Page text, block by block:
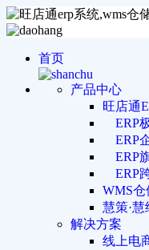
首页
产品中心
旺店通
ERP
ERP
ERP
ERP
WMS
慧策·
解决方案
线上电